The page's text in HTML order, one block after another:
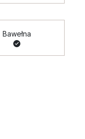
Bawełna